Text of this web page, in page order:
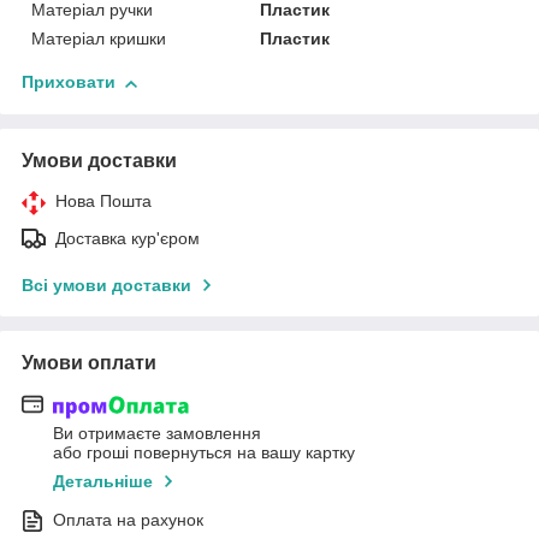
Матеріал ручки
Пластик
Матеріал кришки
Пластик
Приховати
Умови доставки
Нова Пошта
Доставка кур'єром
Всі умови доставки
Умови оплати
Ви отримаєте замовлення
або гроші повернуться на вашу картку
Детальніше
Оплата на рахунок